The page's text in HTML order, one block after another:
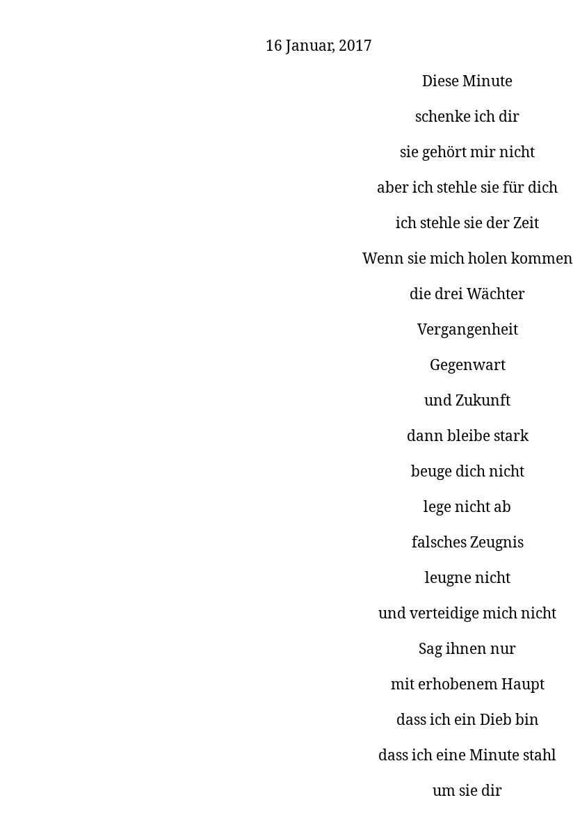
16 Januar, 2017
Diese Minute
schenke ich dir
sie gehört mir nicht
aber ich stehle sie für dich
ich stehle sie der Zeit
Wenn sie mich holen kommen
die drei Wächter
Vergangenheit
Gegenwart
und Zukunft
dann bleibe stark
beuge dich nicht
lege nicht ab
falsches Zeugnis
leugne nicht
und verteidige mich nicht
Sag ihnen nur
mit erhobenem Haupt
dass ich ein Dieb bin
dass ich eine Minute stahl
um sie dir